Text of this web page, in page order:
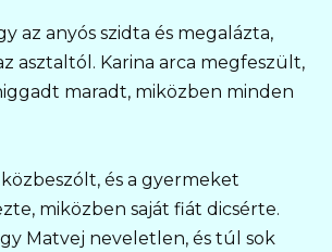
az anyós szidta és megalázta,
asztaltól. Karina arca megfeszült,
maradt, miközben minden
és a gyermeket
miközben saját fiát dicsérte.
Matvej neveletlen, és túl sok